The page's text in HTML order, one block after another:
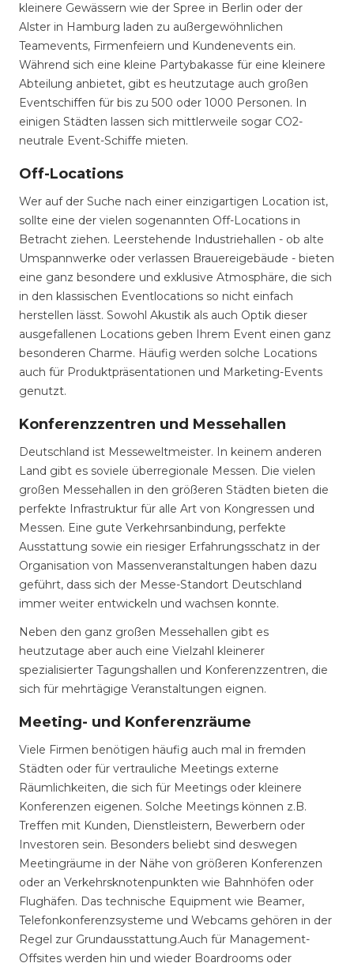
kleinere Gewässern wie der Spree in Berlin oder der
Alster in Hamburg laden zu außergewöhnlichen
Teamevents, Firmenfeiern und Kundenevents ein.
Während sich eine kleine Partybakasse für eine kleinere
Abteilung anbietet, gibt es heutzutage auch großen
Eventschiffen für bis zu 500 oder 1000 Personen. In
einigen Städten lassen sich mittlerweile sogar CO2-
neutrale Event-Schiffe mieten.
Off-Locations
Wer auf der Suche nach einer einzigartigen Location ist,
sollte eine der vielen sogenannten Off-Locations in
Betracht ziehen. Leerstehende Industriehallen - ob alte
Umspannwerke oder verlassen Brauereigebäude - bieten
eine ganz besondere und exklusive Atmosphäre, die sich
in den klassischen Eventlocations so nicht einfach
herstellen lässt. Sowohl Akustik als auch Optik dieser
ausgefallenen Locations geben Ihrem Event einen ganz
besonderen Charme. Häufig werden solche Locations
auch für Produktpräsentationen und Marketing-Events
genutzt.
Konferenzzentren und Messehallen
Deutschland ist Messeweltmeister. In keinem anderen
Land gibt es soviele überregionale Messen. Die vielen
großen Messehallen in den größeren Städten bieten die
perfekte Infrastruktur für alle Art von Kongressen und
Messen. Eine gute Verkehrsanbindung, perfekte
Ausstattung sowie ein riesiger Erfahrungsschatz in der
Organisation von Massenveranstaltungen haben dazu
geführt, dass sich der Messe-Standort Deutschland
immer weiter entwickeln und wachsen konnte.
Neben den ganz großen Messehallen gibt es
heutzutage aber auch eine Vielzahl kleinerer
spezialisierter Tagungshallen und Konferenzzentren, die
sich für mehrtägige Veranstaltungen eignen.
Meeting- und Konferenzräume
Viele Firmen benötigen häufig auch mal in fremden
Städten oder für vertrauliche Meetings externe
Räumlichkeiten, die sich für Meetings oder kleinere
Konferenzen eigenen. Solche Meetings können z.B.
Treffen mit Kunden, Dienstleistern, Bewerbern oder
Investoren sein. Besonders beliebt sind deswegen
Meetingräume in der Nähe von größeren Konferenzen
oder an Verkehrsknotenpunkten wie Bahnhöfen oder
Flughäfen. Das technische Equipment wie Beamer,
Telefonkonferenzsysteme und Webcams gehören in der
Regel zur Grundausstattung.Auch für Management-
Offsites werden hin und wieder Boardrooms oder